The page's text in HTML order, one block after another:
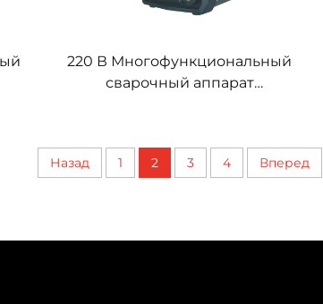
220 В Многофункциональный
сварочный аппарат
Назад 1 2 3 4 Вперед